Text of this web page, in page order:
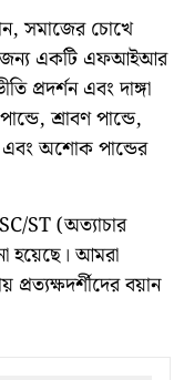
সমাজের চোখে
জন্য একটি এফআইআর
প্রদর্শন এবং দাঙ্গা
শ্রাবণ পান্ডে,
এবং অশোক পান্ডের
ST (অত্যাচার
হয়েছে। আমরা
বয়ান